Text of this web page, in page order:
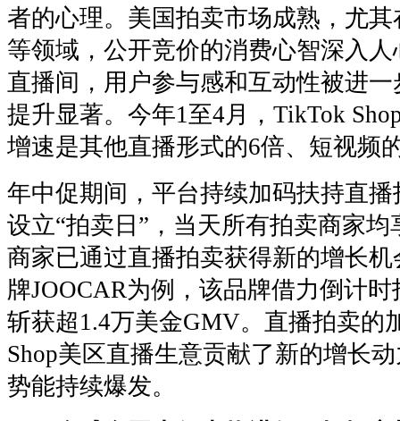
者的心理。美国拍卖市场成熟，尤
等领域，公开竞价的消费心智深入
直播间，用户参与感和互动性被进
提升显著。今年1至4月，TikTok
增速是其他直播形式的6倍、短视频
年中促期间，平台持续加码扶持直
设立“拍卖日”，当天所有拍卖商家
商家已通过直播拍卖获得新的增长
牌JOOCAR为例，该品牌借力倒计
斩获超1.4万美金GMV。直播拍卖的
Shop美区直播生意贡献了新的增长
势能持续爆发。